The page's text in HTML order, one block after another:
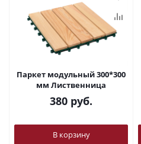
Паркет модульный 300*300
мм Лиственница
380 руб.
В корзину